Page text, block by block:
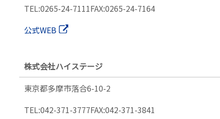
TEL:0265-24-7111FAX:0265-24-7164
公式WEB
株式会社ハイステージ
東京都多摩市落合6-10-2
TEL:042-371-3777FAX:042-371-3841